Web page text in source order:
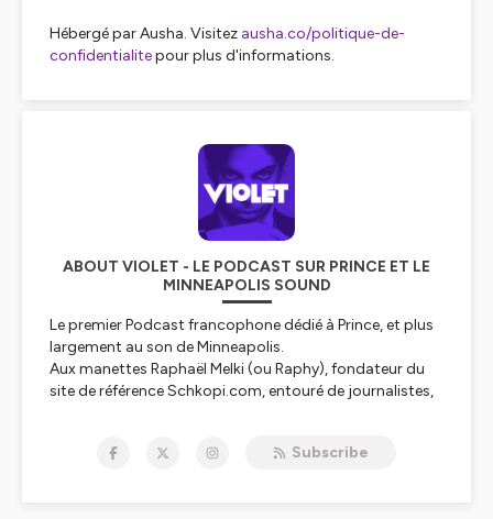
Hébergé par Ausha. Visitez ausha.co/politique-de-
confidentialitepour plus d'informations.
ABOUT VIOLET - LE PODCAST SUR PRINCE ET LE
MINNEAPOLIS SOUND
Le premier Podcast francophone dédié à Prince, et plus
largement au son de Minneapolis.
Aux manettes Raphaël Melki (ou Raphy), fondateur du
site de référence Schkopi.com, entouré de journalistes,
Dans chaque épisode en plus de nombreux extraits et
Subscribe